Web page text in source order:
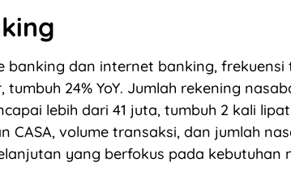
banking dan internet banking, frekuensi
tumbuh 24% YoY. Jumlah rekening
lebih dari 41 juta, tumbuh 2 kali
CASA, volume transaksi, dan jumlah
yang berfokus pada kebutuhan